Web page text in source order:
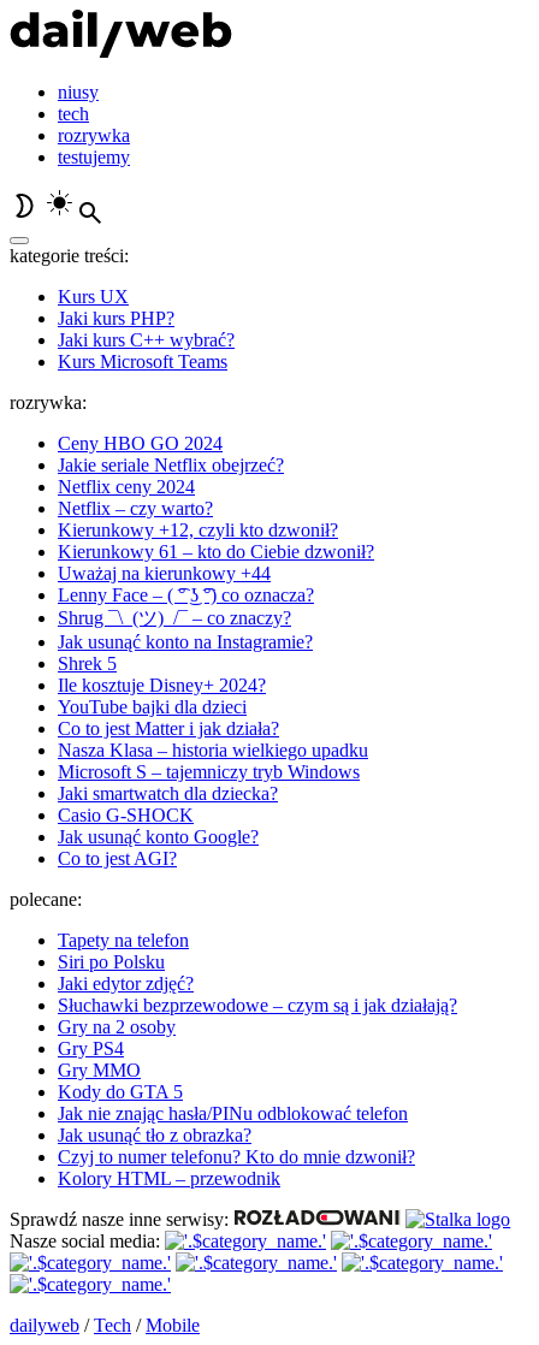
niusy
tech
rozrywka
testujemy
kategorie treści:
Kurs UX
Jaki kurs PHP?
Jaki kurs C++ wybrać?
Kurs Microsoft Teams
rozrywka:
Ceny HBO GO 2024
Jakie seriale Netflix obejrzeć?
Netflix ceny 2024
Netflix – czy warto?
Kierunkowy +12, czyli kto dzwonił?
Kierunkowy 61 – kto do Ciebie dzwonił?
Uważaj na kierunkowy +44
Lenny Face – ( ͡° ͜ʖ ͡°) co oznacza?
Shrug ¯\_(ツ)_/¯ – co znaczy?
Jak usunąć konto na Instagramie?
Shrek 5
Ile kosztuje Disney+ 2024?
YouTube bajki dla dzieci
Co to jest Matter i jak działa?
Nasza Klasa – historia wielkiego upadku
Microsoft S – tajemniczy tryb Windows
Jaki smartwatch dla dziecka?
Casio G-SHOCK
Jak usunąć konto Google?
Co to jest AGI?
polecane:
Tapety na telefon
Siri po Polsku
Jaki edytor zdjęć?
Słuchawki bezprzewodowe – czym są i jak działają?
Gry na 2 osoby
Gry PS4
Gry MMO
Kody do GTA 5
Jak nie znając hasła/PINu odblokować telefon
Jak usunąć tło z obrazka?
Czyj to numer telefonu? Kto do mnie dzwonił?
Kolory HTML – przewodnik
Sprawdź nasze inne serwisy:
Nasze social media:
dailyweb /Tech /Mobile